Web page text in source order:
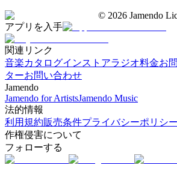
© 2026 Jamendo
アプリを入手
関連リンク
音楽カタログインストアラジオ料金お
ターお問い合わせ
Jamendo
Jamendo for ArtistsJamendo Music
法的情報
利用規約販売条件プライバシーポリシー
作権侵害について
フォローする